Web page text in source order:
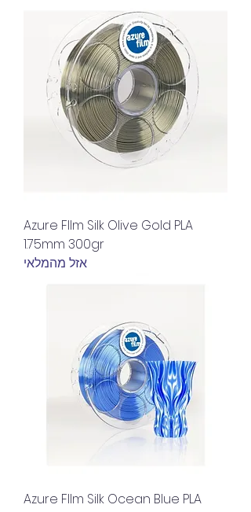
Azure FIlm Silk Olive Gold PLA
1.75mm 300gr
אזל מהמלאי
Azure FIlm Silk Ocean Blue PLA